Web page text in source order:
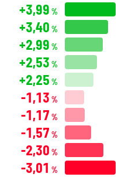
+3,99 %
+3,40 %
+2,99 %
+2,53 %
+2,25 %
-1,13 %
-1,17 %
-1,57 %
-2,30 %
-3,01 %